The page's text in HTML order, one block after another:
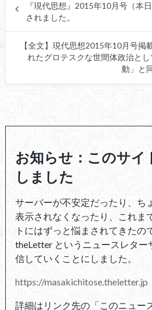
『現代思想』2015年10月号（本
されました。
【全文】現代思想2015年10月号掲
れたグロテスクな世間体政治と
動」と
お知らせ：このサイ
しました
サーバーが不安定だったり、ち
表示されなくなったり、これま
トにはずっと悩まされてきたの
theLetter というニュースレター
信していくことにしました。
https://masakichitose.theletter.jp
詳細はリンク先の「このニュー